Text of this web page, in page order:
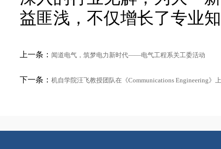
益匪浅，不仅增长了专业
上一条： 闻道电气，筑梦电力新时代——电气工程系关工委活动
下一条： 机自学院汪飞教授团队在《Communications Engineering》